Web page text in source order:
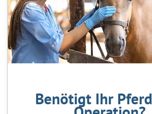
Benötigt Ihr